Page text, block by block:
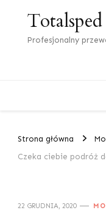
Totalsped
Profesjonalny
Strona główna
Czeka ciebie podróż
22 GRUDNIA, 2020